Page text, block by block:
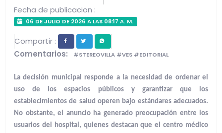
Fecha de publicacion :
06 DE JULIO DE 2026 A LAS 08:17 A. M.
Compartir :
Comentarios:
#STEREOVILLA #VES #EDITORIAL
La decisión municipal responde a la necesidad de ordenar el
uso de los espacios públicos y garantizar que los
establecimientos de salud operen bajo estándares adecuados.
No obstante, el anuncio ha generado preocupación entre los
usuarios del hospital, quienes destacan que el centro médico